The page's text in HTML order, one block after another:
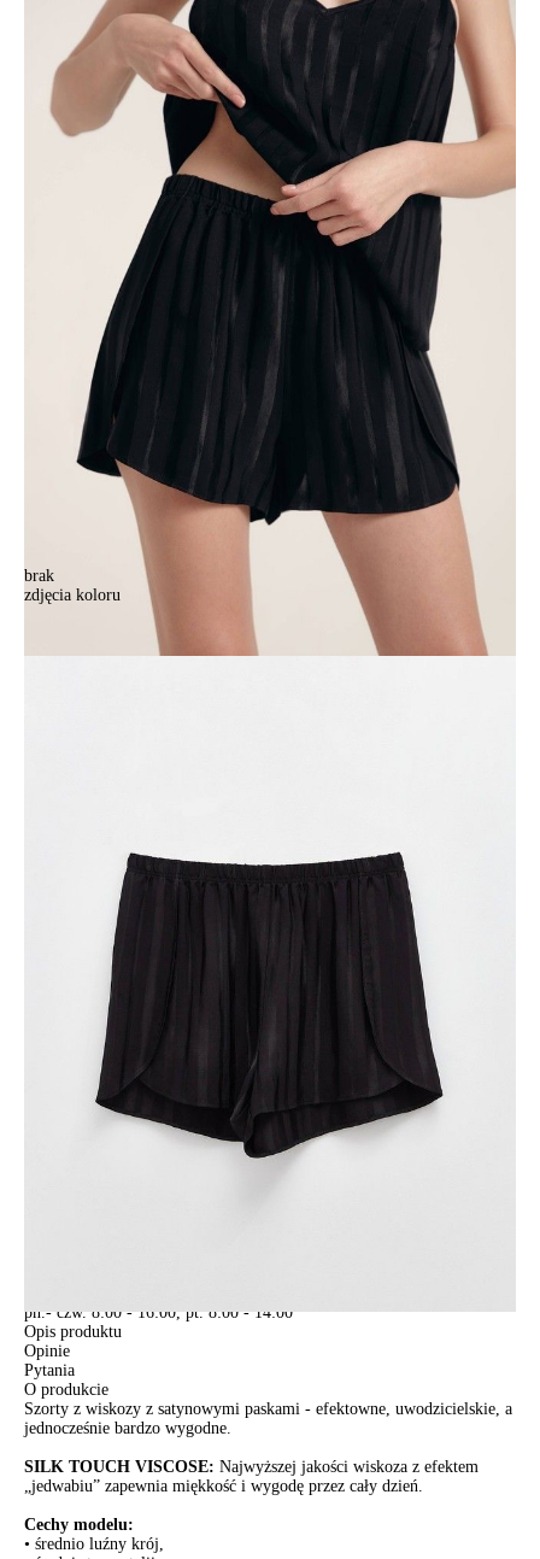
brak
zdjęcia koloru
Spodenki do spania CE MOONLIGHT LHW 1779, r.170-84-90/XS,
Spodenki do spania CE MOONLIGHT LHW 1779, r.170-84-90/XS,
170-96-102/L
170-100-106/XL
DODAJ DO KOSZYKA
Jak złożyć zamówienie
POWIADOM MNIE O DOSTĘPNOŚCI
ПОЛУЧИТЬ ПО EMAIL
pn.- czw. 8:00 - 16:00, pt. 8:00 - 14:00
Opis produktu
Opinie
Pytania
O produkcie
Szorty z wiskozy z satynowymi paskami - efektowne, uwodzicielskie, a
jednocześnie bardzo wygodne.
SILK TOUCH VISCOSE: Najwyższej jakości wiskoza z efektem
„jedwabiu” zapewnia miękkość i wygodę przez cały dzień.
Cechy modelu:
• średnio luźny krój,